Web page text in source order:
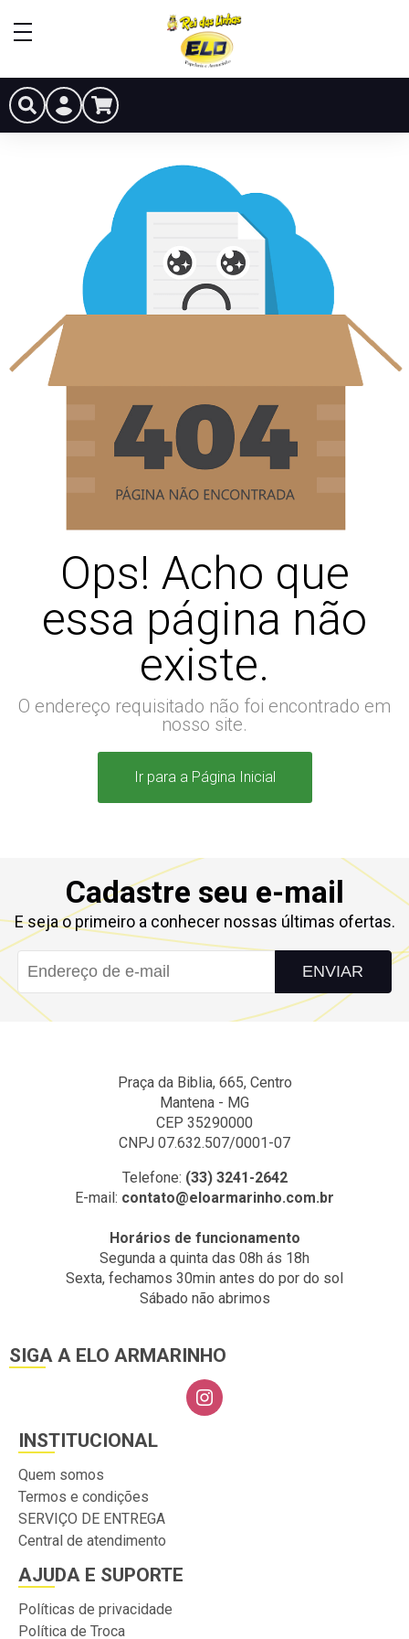
Ops! Acho que
essa página não
existe.
O endereço requisitado não foi encontrado em
nosso site.
Ir para a Página Inicial
Cadastre seu e-mail
E seja o primeiro a conhecer nossas últimas ofertas.
ENVIAR
Praça da Biblia, 665, Centro
Mantena - MG
CEP 35290000
CNPJ 07.632.507/0001-07
Telefone: (33) 3241-2642
E-mail: contato@eloarmarinho.com.br
Horários de funcionamento
Segunda a quinta das 08h ás 18h
Sexta, fechamos 30min antes do por do sol
Sábado não abrimos
SIGA A ELO ARMARINHO
INSTITUCIONAL
Quem somos
Termos e condições
SERVIÇO DE ENTREGA
Central de atendimento
AJUDA E SUPORTE
Políticas de privacidade
Política de Troca